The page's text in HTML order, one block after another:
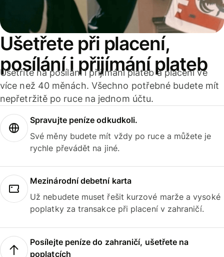
Ušetřete při placení,
posílání i přijímání plateb
Ušetříte na posílání i přijímání plateb a placení ve
více než 40 měnách. Všechno potřebné budete mít
nepřetržitě po ruce na jednom účtu.
Spravujte peníze odkudkoli.
Své měny budete mít vždy po ruce a můžete je
rychle převádět na jiné.
Mezinárodní debetní karta
Už nebudete muset řešit kurzové marže a vysoké
poplatky za transakce při placení v zahraničí.
Posílejte peníze do zahraničí, ušetřete na
poplatcích